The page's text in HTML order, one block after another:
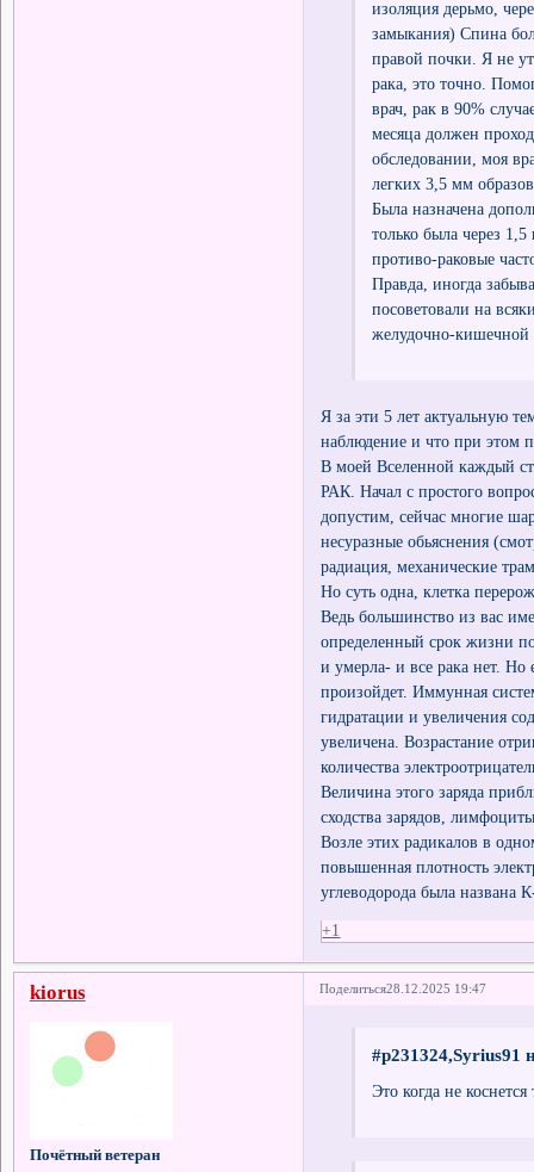
изоляция дерьмо,
замыкания) Спина
правой почки. Я не
рака, это точно.
врач, рак в 90%
месяца должен
обследовании, моя
легких 3,5 мм
Была назначена
только была через
противо-раковые
Правда, иногда
посоветовали на
желудочно-
Я за эти 5 лет актуальную
наблюдение и что при этом
В моей Вселенной каждый
РАК. Начал с простого
допустим, сейчас многие
несуразные обьяснения
радиация, механические
Но суть одна, клетка
Ведь большинство из вас
определенный срок жизни
и умерла- и все рака нет.
произойдет. Иммунная
гидратации и увеличения
увеличена. Возрастание
количества
Величина этого заряда
сходства зарядов,
Возле этих радикалов в
повышенная плотность
углеводорода была названа
+1
Поделиться28.12.2025 19:47
kiorus
Почётный ветеран
#p231324,Syrius91
Это когда не